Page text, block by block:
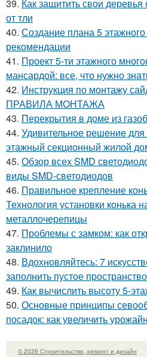
39. Как защитить свои
от тли
40. Создание плана 5
рекомендации
41. Проект 5-ти этажного
мансардой: все, что нужно
42. Инструкция по монтажу
ПРАВИЛА МОНТАЖА
43. Перекрытия в доме из
44. Удивительное решение
этажный секционный жилой
45. Обзор всех SMD
виды SMD-светодиодов
46. Правильное крепление
Технология установки конька
металлочерепицы
47. Проблемы с замком: как
заклинило
48. Вдохновляйтесь: 7
заполнить пустое пространство
49. Как вычислить высоту 5-
50. Основные принципы
посадок: как увеличить
© 2026 Строительство, ремонт и дизайн